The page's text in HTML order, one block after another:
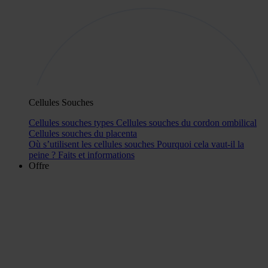
Cellules Souches
Cellules souches types Cellules souches du cordon ombilical
Cellules souches du placenta
Où s’utilisent les cellules souches Pourquoi cela vaut-il la
peine ? Faits et informations
Offre